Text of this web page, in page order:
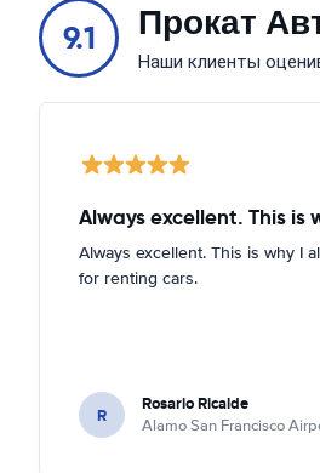
9.1 Прокат
Наши клиенты
Always excellent. This is
Always excellent. This is why I
for renting cars.
R Rosario Ricalde
Alamo San Francisco